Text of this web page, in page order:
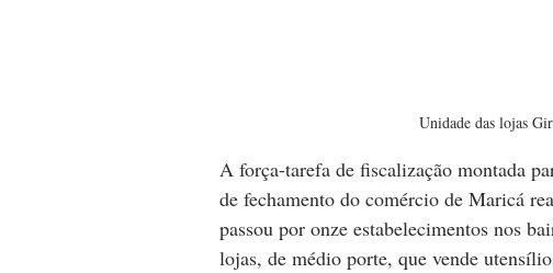
Unidade das lojas
A força-tarefa de fiscalização montada
de fechamento do comércio de Maricá
passou por onze estabelecimentos nos
lojas, de médio porte, que vende